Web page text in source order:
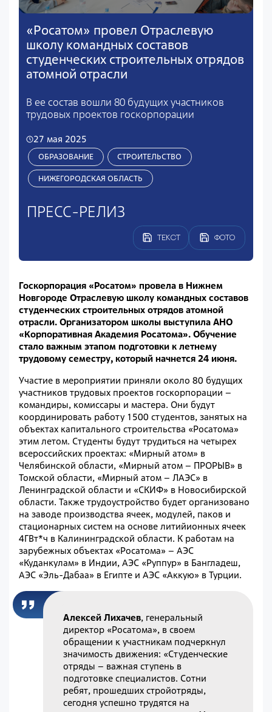
«Росатом» провел Отраслевую
школу командных составов
студенческих строительных отрядов
атомной отрасли
В ее состав вошли 80 будущих участников
трудовых проектов госкорпорации
27 мая 2025
ОБРАЗОВАНИЕ СТРОИТЕЛЬСТВО
НИЖЕГОРОДСКАЯ ОБЛАСТЬ
ПРЕСС-РЕЛИЗ
ТЕКСТ ФОТО
Госкорпорация «Росатом» провела в Нижнем
Новгороде Отраслевую школу командных составов
студенческих строительных отрядов атомной
отрасли. Организатором школы выступила АНО
«Корпоративная Академия Росатома». Обучение
стало важным этапом подготовки к летнему
трудовому семестру, который начнется 24 июня.
Участие в мероприятии приняли около 80 будущих
участников трудовых проектов госкорпорации –
командиры, комиссары и мастера. Они будут
координировать работу 1500 студентов, занятых на
объектах капитального строительства «Росатома»
этим летом. Студенты будут трудиться на четырех
всероссийских проектах: «Мирный атом» в
Челябинской области, «Мирный атом – ПРОРЫВ» в
Томской области, «Мирный атом – ЛАЭС» в
Ленинградской области и «СКИФ» в Новосибирской
области. Также трудоустройство будет организовано
на заводе производства ячеек, модулей, паков и
стационарных систем на основе литийионных ячеек
4ГВт*ч в Калининградской области. К работам на
зарубежных объектах «Росатома» – АЭС
«Куданкулам» в Индии, АЭС «Руппур» в Бангладеш,
АЭС «Эль-Дабаа» в Египте и АЭС «Аккую» в Турции.
Алексей Лихачев, генеральный
директор «Росатома», в своем
обращении к участникам подчеркнул
значимость движения: «Студенческие
отряды – важная ступень в
подготовке специалистов. Сотни
ребят, прошедших стройотряды,
сегодня успешно трудятся на